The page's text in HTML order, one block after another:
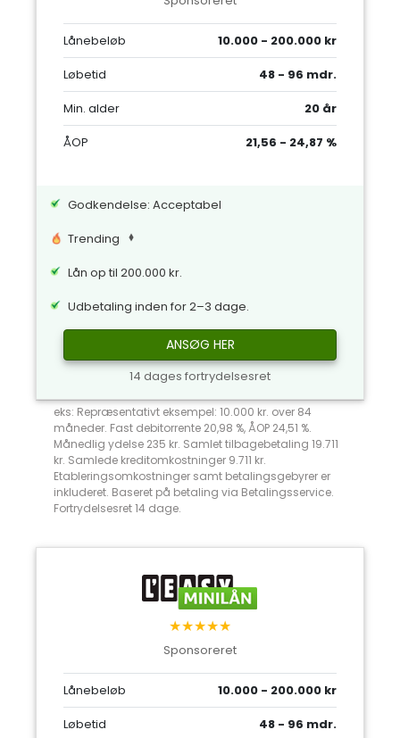
Lånebeløb
10.000 - 200.000 kr
Løbetid
48 - 96 mdr.
Min. alder
20 år
ÅOP
21,56 - 24,87 %
Godkendelse: Acceptabel
Trending
Lån op til 200.000 kr.
Udbetaling inden for 2–3 dage.
ANSØG HER
14 dages fortrydelsesret
eks: Repræsentativt eksempel: 10.000 kr. over 84
måneder. Fast debitorrente 20,98 %, ÅOP 24,51 %.
Månedlig ydelse 235 kr. Samlet tilbagebetaling 19.711
kr. Samlede kreditomkostninger 9.711 kr.
Etableringsomkostninger samt betalingsgebyrer er
inkluderet. Baseret på betaling via Betalingsservice.
Fortrydelsesret 14 dage.
★★★★★
Sponsoreret
Lånebeløb
10.000 - 200.000 kr
Løbetid
48 - 96 mdr.